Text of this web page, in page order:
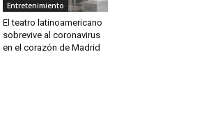
Entretenimiento
El teatro latinoamericano
sobrevive al coronavirus
en el corazón de Madrid